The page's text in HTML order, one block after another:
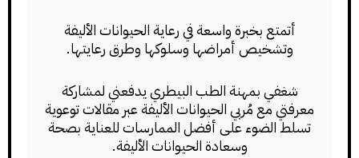
أتمتع بخبرة واسعة في رعاية الحيوانات الأليفة
وتشخيص أمراضها وسلوكها وطرق رعايتها.
شغفي بمهنة الطب البيطري يدفعني لمشاركة
معرفتي مع مُربي الحيوانات الأليفة عبر مقالات توعوية
تسلط الضوء على أفضل الممارسات للعناية بصحة
وسعادة الحيوانات الأليفة.